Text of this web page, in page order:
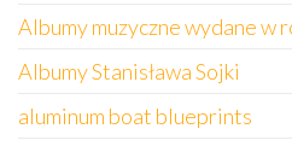
Albumy muzyczne wydane w
Albumy Stanisława Sojki
aluminum boat blueprints